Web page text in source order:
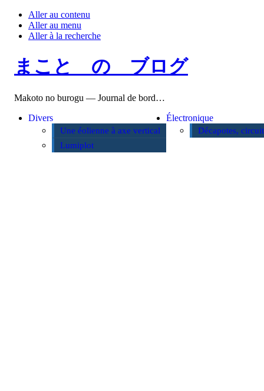
Aller au contenu
Aller au menu
Aller à la recherche
まこと の ブログ
Makoto no burogu — Journal de bord…
Divers
Une éolienne à axe vertical
Lumiplot
Électronique
Décapotes,